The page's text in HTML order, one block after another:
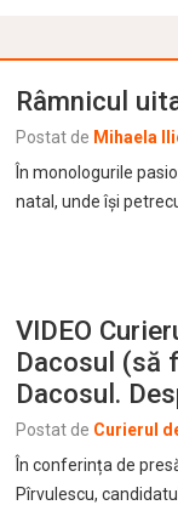
Râmnicul
Postat de Mihaela
În monologurile
natal, unde își
VIDEO
Dacosul (să
Dacosul.
Postat de Curierul
În conferința de
Pîrvulescu,